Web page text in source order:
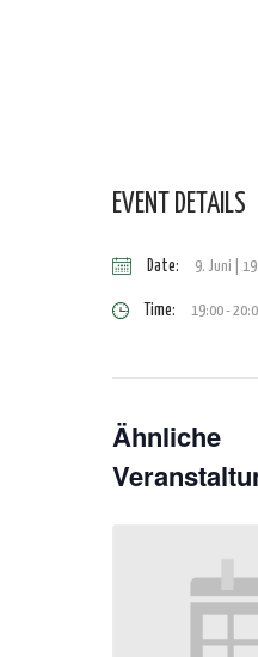
EVENT DETAILS
Date: 9. Juni |
Time: 19:00 -
Ähnliche